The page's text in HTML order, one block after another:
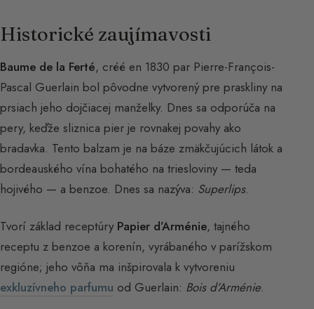
Historické zaujímavosti
Baume de la Ferté, créé en 1830 par Pierre-François-
Pascal Guerlain bol pôvodne vytvorený pre praskliny na
prsiach jeho dojčiacej manželky. Dnes sa odporúča na
pery, keďže sliznica pier je rovnakej povahy ako
bradavka. Tento balzam je na báze zmäkčujúcich látok a
bordeauského vína bohatého na triesloviny — teda
hojivého — a benzoe. Dnes sa nazýva: Superlips.
Tvorí základ receptúry Papier d’Arménie, tajného
receptu z benzoe a korenín, vyrábaného v parížskom
regióne; jeho vôňa ma inšpirovala k vytvoreniu
exkluzívneho parfumu od Guerlain: Bois d’Arménie.